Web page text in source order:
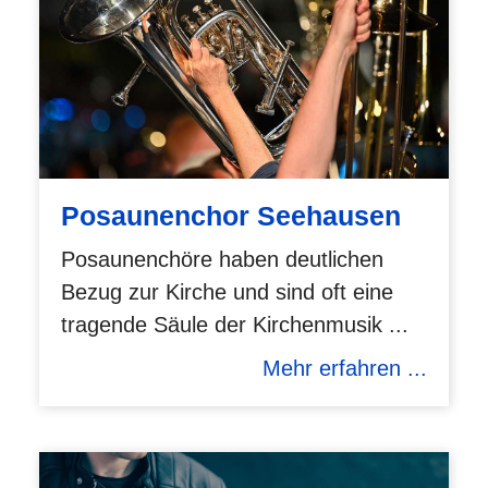
Posaunenchor Seehausen
Posaunenchöre haben deutlichen
Bezug zur Kirche und sind oft eine
tragende Säule der Kirchenmusik ...
Mehr erfahren ...